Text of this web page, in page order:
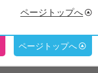
ページトップへ
ページトップへ